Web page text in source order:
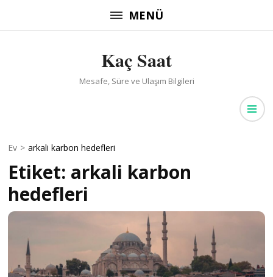
atla
MENÜ
Kaç Saat
Mesafe, Süre ve Ulaşım Bilgileri
Ev > arkali karbon hedefleri
Etiket: arkali karbon
hedefleri